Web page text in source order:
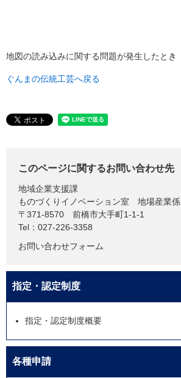
地図の読み込みに関する問題が発生したとき
ぐんまの伝統工芸へ戻る
このページに関するお問い合わせ先
地域企業支援課
ものづくりイノベーション室 地場産業係
〒371-8570
前橋市大手町1-1-1
Tel：027-226-3358
お問い合わせフォーム
指定・認定制度
指定・認定制度概要
各種申請